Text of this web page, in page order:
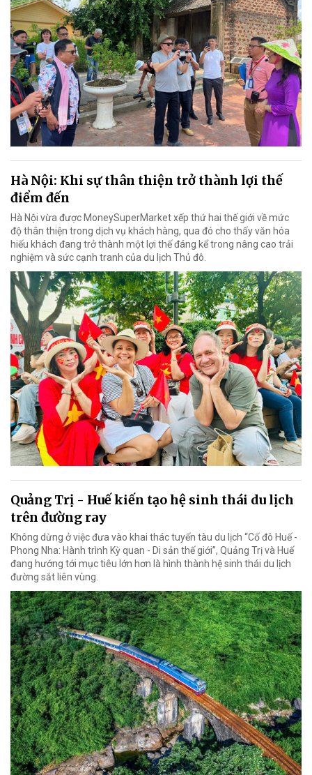
Hà Nội: Khi sự thân thiện trở thành lợi thế
điểm đến
Hà Nội vừa được MoneySuperMarket xếp thứ hai thế giới về mức
độ thân thiện trong dịch vụ khách hàng, qua đó cho thấy văn hóa
hiếu khách đang trở thành một lợi thế đáng kể trong nâng cao trải
nghiệm và sức cạnh tranh của du lịch Thủ đô.
Quảng Trị - Huế kiến tạo hệ sinh thái du lịch
trên đường ray
Không dừng ở việc đưa vào khai thác tuyến tàu du lịch “Cố đô Huế -
Phong Nha: Hành trình Kỳ quan - Di sản thế giới”, Quảng Trị và Huế
đang hướng tới mục tiêu lớn hơn là hình thành hệ sinh thái du lịch
đường sắt liên vùng.